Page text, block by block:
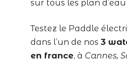
sur tous les plan d’eau
Testez le Paddle
dans l’un de nos 3
en france, à Cannes,